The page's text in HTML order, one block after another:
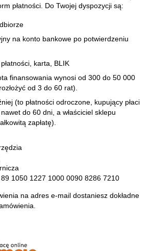
płatności. Do Twojej dyspozycji są:
na konto bankowe po potwierdzeniu
karta, BLIK
finansowania wynosi od 300 do 50 000
od 3 do 60 rat).
(to płatności odroczone, kupujący płaci
do 60 dni, a właściciel sklepu
zapłatę).
1050 1227 1000 0090 8286 7210
na adres e-mail dostaniesz dokładne